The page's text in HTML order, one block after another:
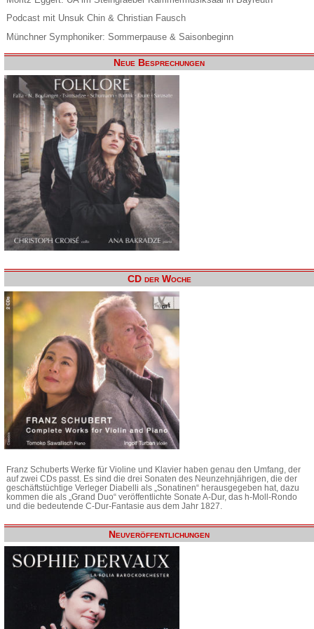
Podcast mit Unsuk Chin & Christian Fausch
Münchner Symphoniker: Sommerpause & Saisonbeginn
Neue Besprechungen
CD der Woche
Franz Schuberts Werke für Violine und Klavier haben genau den Umfang, der
auf zwei CDs passt. Es sind die drei Sonaten des Neunzehnjährigen, die der
geschäftstüchtige Verleger Diabelli als „Sonatinen“ herausgegeben hat, dazu
kommen die als „Grand Duo“ veröffentlichte Sonate A-Dur, das h-Moll-Rondo
und die bedeutende C-Dur-Fantasie aus dem Jahr 1827.
Neuveröffentlichungen